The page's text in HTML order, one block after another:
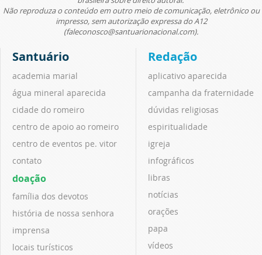
Não reproduza o conteúdo em outro meio de comunicação, eletrônico ou
impresso, sem autorização expressa do A12
(faleconosco@santuarionacional.com).
Santuário
academia marial
água mineral aparecida
cidade do romeiro
centro de apoio ao romeiro
centro de eventos pe. vitor
contato
doação
família dos devotos
história de nossa senhora
imprensa
locais turísticos
Redação
aplicativo aparecida
campanha da fraternidade
dúvidas religiosas
espiritualidade
igreja
infográficos
libras
notícias
orações
papa
vídeos